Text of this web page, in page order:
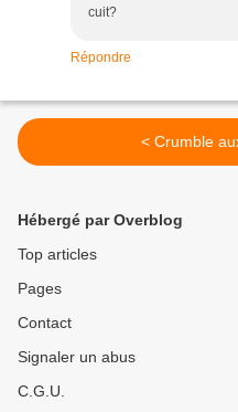
cuit?
Répondre
< Crumble
Hébergé par Overblog
Top articles
Pages
Contact
Signaler un abus
C.G.U.